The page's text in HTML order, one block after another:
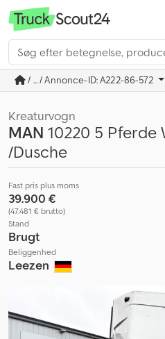
/ ... / Annonce-ID: A222-86-572
Kreaturvogn
MAN 10220 5 Pferde
/Dusche
Fast pris plus moms
39.900 €
(47.481 € brutto)
Stand
Brugt
Beliggenhed
Leezen